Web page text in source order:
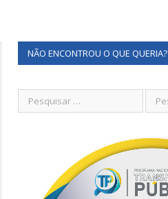
NÃO ENCONTROU O QUE QUERIA?